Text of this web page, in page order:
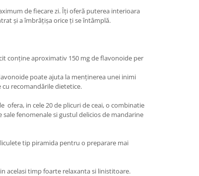
de fiecare zi. Îți oferă puterea interioara
și a îmbrățișa orice ți se întâmplă.
conține aproximativ 150 mg de flavonoide per
poate ajuta la menținerea unei inimi
recomandările dietetice.
ofera, in cele 20 de plicuri de ceai, o combinatie
fenomenale si gustul delicios de mandarine
tip piramida pentru o preparare mai
acelasi timp foarte relaxanta si linistitoare.